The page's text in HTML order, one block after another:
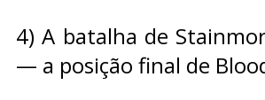
4) A batalha de
— a posição final de